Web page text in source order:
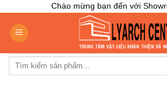
content
Chào mừng bạn đến với
Tìm